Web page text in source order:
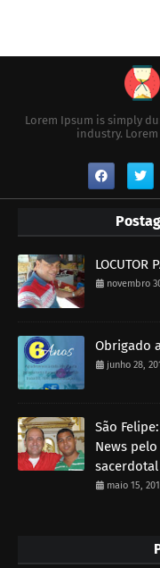
Lorem Ipsum is simply
industry.
LOCUTOR
novembro
Obrigado
junho 28,
São
News
sacerdotal
maio 15,